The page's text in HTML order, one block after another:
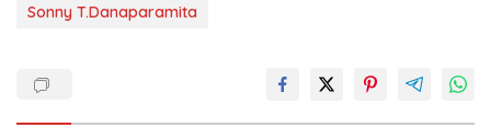
Sonny T.Danaparamita